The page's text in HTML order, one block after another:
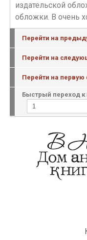
издательской
обложки. В очень
Перейти на
Перейти на
Перейти на первую
Быстрый переход к